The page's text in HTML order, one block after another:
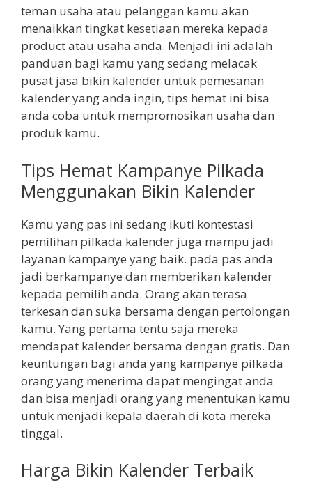
teman usaha atau pelanggan kamu akan
menaikkan tingkat kesetiaan mereka kepada
product atau usaha anda. Menjadi ini adalah
panduan bagi kamu yang sedang melacak
pusat jasa bikin kalender untuk pemesanan
kalender yang anda ingin, tips hemat ini bisa
anda coba untuk mempromosikan usaha dan
produk kamu.
Tips Hemat Kampanye Pilkada
Menggunakan Bikin Kalender
Kamu yang pas ini sedang ikuti kontestasi
pemilihan pilkada kalender juga mampu jadi
layanan kampanye yang baik. pada pas anda
jadi berkampanye dan memberikan kalender
kepada pemilih anda. Orang akan terasa
terkesan dan suka bersama dengan pertolongan
kamu. Yang pertama tentu saja mereka
mendapat kalender bersama dengan gratis. Dan
keuntungan bagi anda yang kampanye pilkada
orang yang menerima dapat mengingat anda
dan bisa menjadi orang yang menentukan kamu
untuk menjadi kepala daerah di kota mereka
tinggal.
Harga Bikin Kalender Terbaik